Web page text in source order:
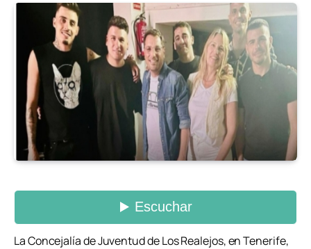
La Concejalía de Juventud de Los Realejos, en Tenerife,